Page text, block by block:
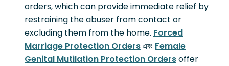
orders, which can provide immediate relief by
restraining the abuser from contact or
excluding them from the home. Forced
Marriage Protection Ordersএবং Female
Genital Mutilation Protection Ordersoffer